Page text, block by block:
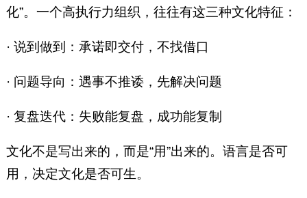
化”。一个高执行力组织，往往有这三种文化特征：
· 说到做到：承诺即交付，不找借口
· 问题导向：遇事不推诿，先解决问题
· 复盘迭代：失败能复盘，成功能复制
文化不是写出来的，而是“用”出来的。语言是否可
用，决定文化是否可生。